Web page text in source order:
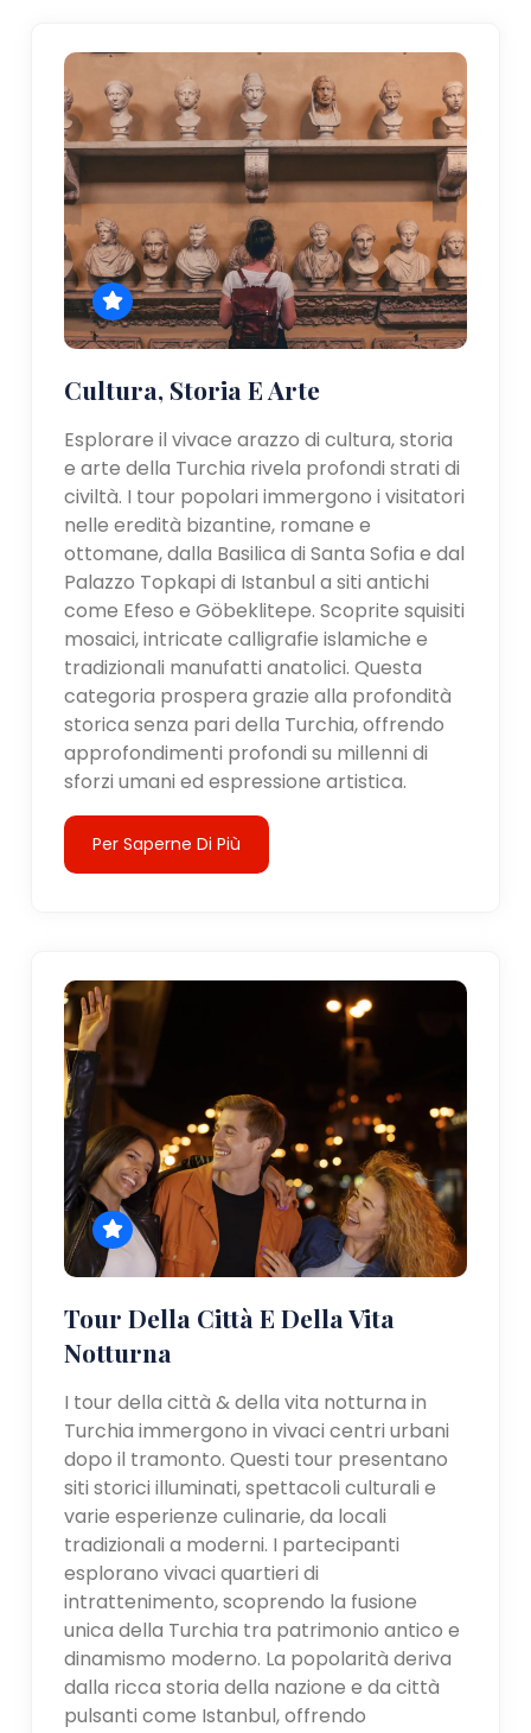
Cultura, Storia E Arte
Esplorare il vivace arazzo di cultura, storia
e arte della Turchia rivela profondi strati di
civiltà. I tour popolari immergono i visitatori
nelle eredità bizantine, romane e
ottomane, dalla Basilica di Santa Sofia e dal
Palazzo Topkapi di Istanbul a siti antichi
come Efeso e Göbeklitepe. Scoprite squisiti
mosaici, intricate calligrafie islamiche e
tradizionali manufatti anatolici. Questa
categoria prospera grazie alla profondità
storica senza pari della Turchia, offrendo
approfondimenti profondi su millenni di
sforzi umani ed espressione artistica.
Per Saperne Di Più
Tour Della Città E Della Vita
Notturna
I tour della città & della vita notturna in
Turchia immergono in vivaci centri urbani
dopo il tramonto. Questi tour presentano
siti storici illuminati, spettacoli culturali e
varie esperienze culinarie, da locali
tradizionali a moderni. I partecipanti
esplorano vivaci quartieri di
intrattenimento, scoprendo la fusione
unica della Turchia tra patrimonio antico e
dinamismo moderno. La popolarità deriva
dalla ricca storia della nazione e da città
pulsanti come Istanbul, offrendo